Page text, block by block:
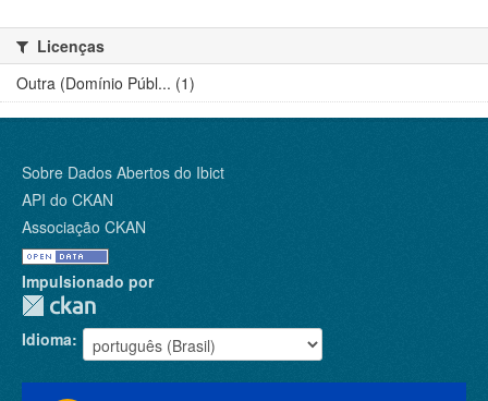
Licenças
Outra (Domínio Públ... (1)
Sobre Dados Abertos do Ibict
API do CKAN
Associação CKAN
Impulsionado por
Idioma